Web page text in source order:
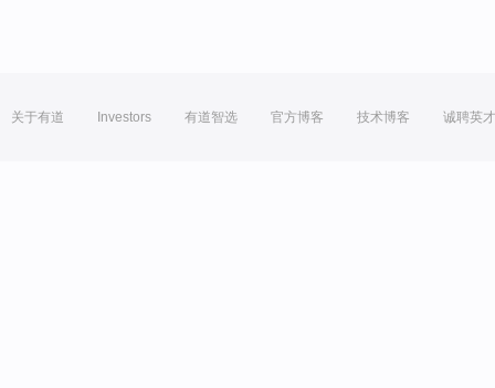
关于有道 Investors 有道智选 官方博客 技术博客 诚聘英才